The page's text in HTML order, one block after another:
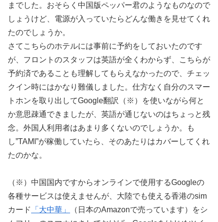
までした。おそらく中国版ペッパー君のようなものなので
しょうけど、電源が入っていたらどんな働きを見せてくれ
たのでしょうか。
さてこちらのホテルには事前に予約をしておいたのです
が、フロントのスタッフは英語が全くわからず、こちらが
予約済であることも理解してもらえなかったので、チェッ
クイン時にはかなり難儀しました。仕方なく自分のスマー
トホンを取り出してGoogle翻訳（※）を使いながら何と
か意思疎通できましたが、英語が通じないのはちょっと残
念。外国人利用者はあまり多くないのでしょうか。も
し”TAMI”が稼働していたら、そのあたりはカバーしてくれ
たのかな。
（※）中国国内ですからオンラインで使用するGoogleの
各種サービスは使えませんが、大陸でも使える香港のsim
カード
「大中華」
（日本のAmazonで売っています）をシ